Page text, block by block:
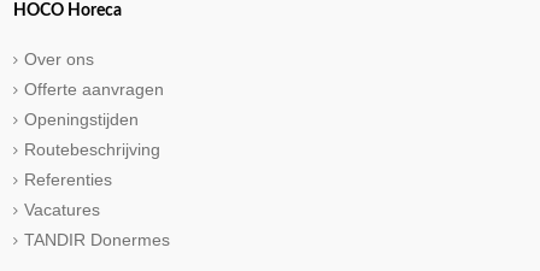
HOCO Horeca
Over ons
Offerte aanvragen
Openingstijden
Routebeschrijving
Referenties
Vacatures
TANDIR Donermes